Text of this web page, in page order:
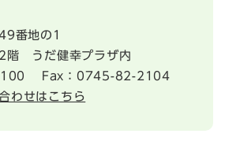
番地の1
階 うだ健幸プラザ内
Fax：0745-82-2104
わせはこちら